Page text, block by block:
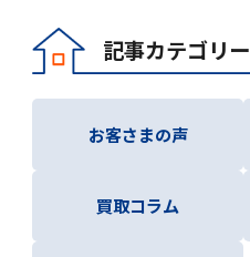
記事カテゴリー
お客さまの声
買取コラム